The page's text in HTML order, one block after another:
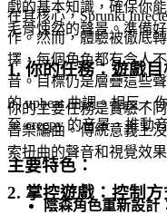
在其核心，Sprunki
作。然而，體驗被徹底
擇，每個角色都有令人
音。目標仍是層疊這些
的 upbeat 曲調。相反，
至 creepy 的音景，推動
主要特色：
陰森角色重新設計
戲的基本知識，確保你
毛骨悚然的聲景。準備
1. 你的任務：遊戲目
你的主要任務是實驗不
音樂編曲。傳統意義上
索扭曲的聲音和視覺效
2. 掌控遊戲：控制方